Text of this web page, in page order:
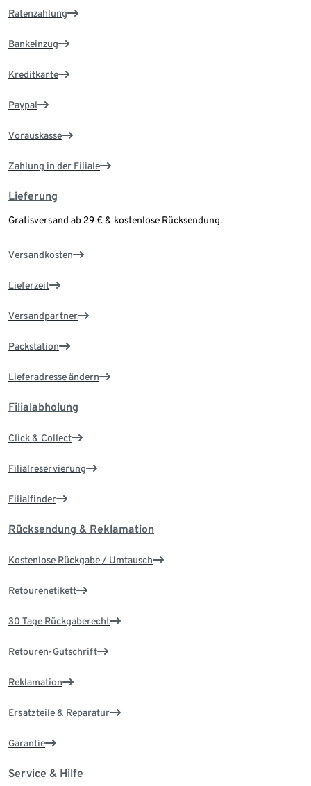
Ratenzahlung
Bankeinzug
Kreditkarte
Paypal
Vorauskasse
Zahlung in der Filiale
Lieferung
Gratisversand ab 29 € & kostenlose Rücksendung.
Versandkosten
Lieferzeit
Versandpartner
Packstation
Lieferadresse ändern
Filialabholung
Click & Collect
Filialreservierung
Filialfinder
Rücksendung & Reklamation
Kostenlose Rückgabe / Umtausch
Retourenetikett
30 Tage Rückgaberecht
Retouren-Gutschrift
Reklamation
Ersatzteile & Reparatur
Garantie
Service & Hilfe